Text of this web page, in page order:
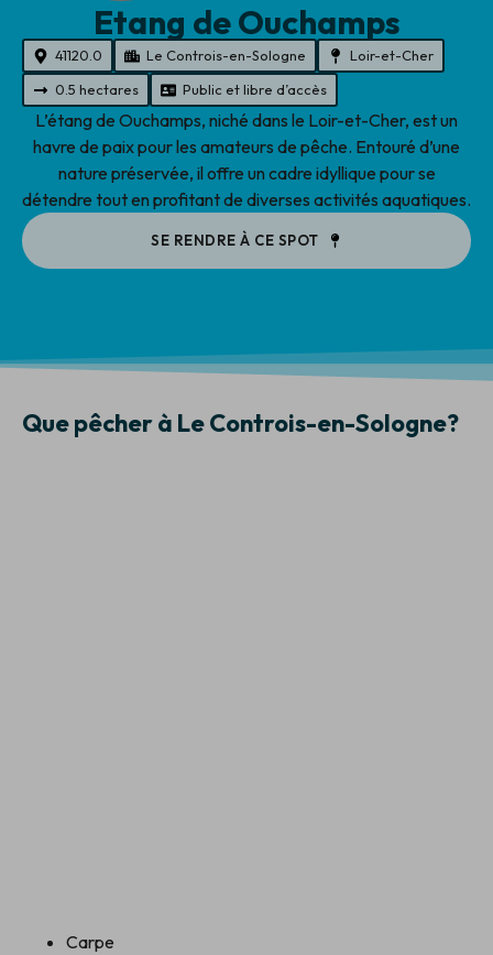
Etang de Ouchamps
41120.0 Le Controis-en-Sologne
Loir-et-Cher
0.5 hectares
Public et libre d’accès
L’étang de Ouchamps, niché dans le Loir-et-Cher, est un
havre de paix pour les amateurs de pêche. Entouré d’une
nature préservée, il offre un cadre idyllique pour se
détendre tout en profitant de diverses activités aquatiques.
SE RENDRE À CE SPOT
Que pêcher à Le Controis-en-Sologne?
Carpe